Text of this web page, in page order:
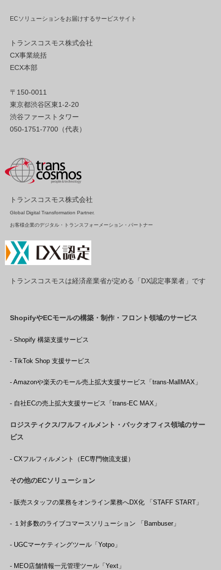
ECソリューションをお届けするサービスサイト
トランスコスモス株式会社
CX事業統括
ECX本部
〒150-0011
東京都渋谷区東1-2-20
渋谷ファーストタワー
050-1751-7700（代表）
トランスコスモス株式会社
Global Digital Transformation Partner.
お客様企業のデジタル・トランスフォーメーション・パートナー
トランスコスモスは経済産業省が定める「DX認定事業者」です
ShopifyやECモールの構築・制作・フロント領域のサービス
- Shopify 構築支援サービス
- TikTok Shop 支援サービス
- Amazonや楽天のモール売上拡大支援サービス「trans-MallMAX」
- 自社ECの売上拡大支援サービス「trans-EC MAX」
ロジスティクス/フルフィルメント・バックオフィス領域のサー
ビス
- CXフルフィルメント（EC専門物流支援）
その他のECソリューション
- 販売スタッフの業務をオンライン業務へDX化 「STAFF START」
- １対多数のライブコマースソリューション 「Bambuser」
- UGCマーケティングツール「Yotpo」
- MEO店舗情報一元管理ツール「Yext」